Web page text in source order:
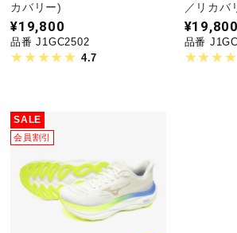
バレーボール
バドミントン
カバリー)
¥19,800
品番 J1GC2502
4.7
／リカバ
¥19,800
品番
SALE
会員割引